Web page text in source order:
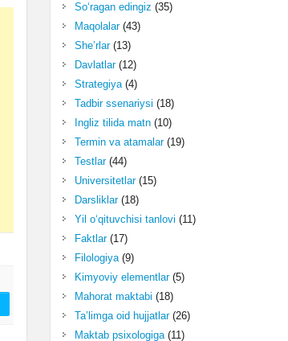
So‘ragan edingiz (35)
Maqolalar(43)
She’rlar(13)
Davlatlar(12)
Strategiya(4)
Tadbir ssenariysi (18)
Ingliz tilida matn(10)
Termin va atamalar(19)
Testlar(44)
Universitetlar(15)
Darsliklar(18)
Yil o‘qituvchisi tanlovi (11)
Faktlar(17)
Filologiya(9)
Kimyoviy elementlar(5)
Mahorat maktabi (18)
Ta’limga oid hujjatlar(26)
Maktab psixologiga(11)